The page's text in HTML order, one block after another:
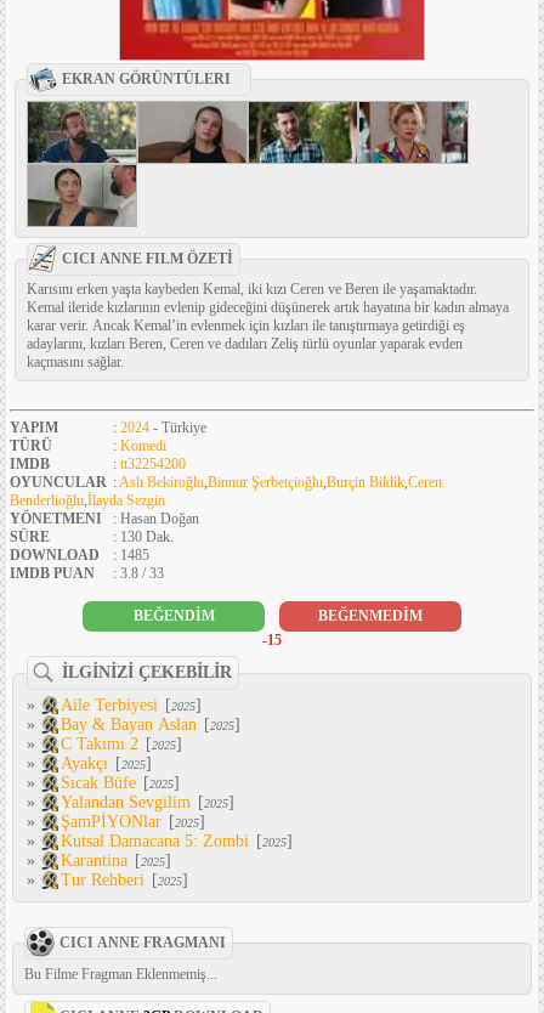
EKRAN GÖRÜNTÜLERI
CICI ANNE FILM ÖZETİ
Karısını erken yaşta kaybeden Kemal, iki kızı Ceren ve Beren ile yaşamaktadır.
Kemal ileride kızlarının evlenip gideceğini düşünerek artık hayatına bir kadın almaya
karar verir. Ancak Kemal’in evlenmek için kızları ile tanıştırmaya getirdiği eş
adaylarını, kızları Beren, Ceren ve dadıları Zeliş türlü oyunlar yaparak evden
kaçmasını sağlar.
YAPIM : 2024 - Türkiye
TÜRÜ
: Komedi
IMDB
: tt32254200
OYUNCULAR :Aslı Bekiroğlu,Binnur Şerbetçioğlu,Burçin Bildik,Ceren
Benderlioğlu,İlayda Sezgin
YÖNETMENI
: Hasan Doğan
SÜRE
: 130 Dak.
DOWNLOAD
: 1485
IMDB PUAN
: 3.8 / 33
BEĞENDİM
BEĞENMEDİM
-15
İLGİNİZİ ÇEKEBİLİR
»
Aile Terbiyesi [2025]
»
Bay & Bayan Aslan [2025]
»
C Takımı 2 [2025]
»
Ayakçı [2025]
»
Sıcak Büfe [2025]
»
Yalandan Sevgilim [2025]
»
ŞamPİYONlar [2025]
»
Kutsal Damacana 5: Zombi [2025]
»
Karantina [2025]
»
Tur Rehberi [2025]
CICI ANNE FRAGMANI
Bu Filme Fragman Eklenmemiş...